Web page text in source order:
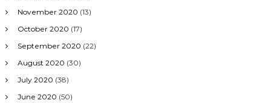
November 2020 (13)
October 2020 (17)
September 2020 (22)
August 2020 (30)
July 2020 (38)
June 2020 (50)